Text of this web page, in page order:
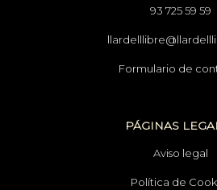
93 725 59 59
Formulario de
PÁGINAS
Aviso legal
Política de